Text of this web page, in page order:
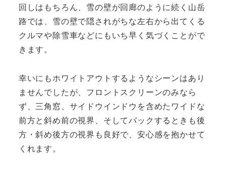
回しはもちろん、雪の壁が回廊のように続く山岳
路では、雪の壁で隠されがちな左右から出てくる
クルマや除雪車などにもいち早く気づくことがで
きます。
幸いにもホワイトアウトするようなシーンはあり
ませんでしたが、フロントスクリーンのみなら
ず、三角窓、サイドウインドウを含めたワイドな
前方と斜め前の視界、そしてバックするときも後
方・斜め後方の視界も良好で、安心感を抱かせて
くれます。